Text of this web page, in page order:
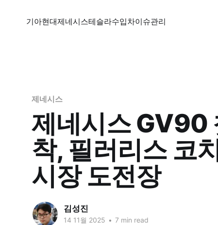
기아현대제네시스테슬라수입차이슈관리
제네시스
제네시스 GV90
착, 필러리스 코
시장 도전장
김성진
14 11월 2025 • 7 min read